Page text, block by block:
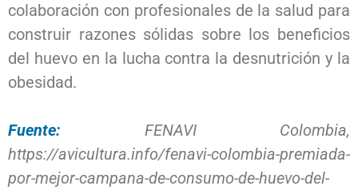
colaboración con profesionales de la salud para
construir razones sólidas sobre los beneficios
del huevo en la lucha contra la desnutrición y la
obesidad.
Fuente: FENAVI Colombia,
https://avicultura.info/fenavi-colombia-premiada-
por-mejor-campana-de-consumo-de-huevo-del-